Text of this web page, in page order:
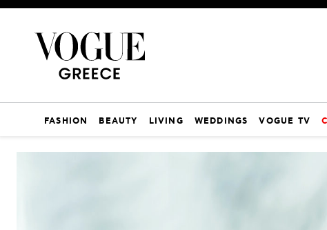
FASHION BEAUTY LIVING WEDDINGS VOGUE TV